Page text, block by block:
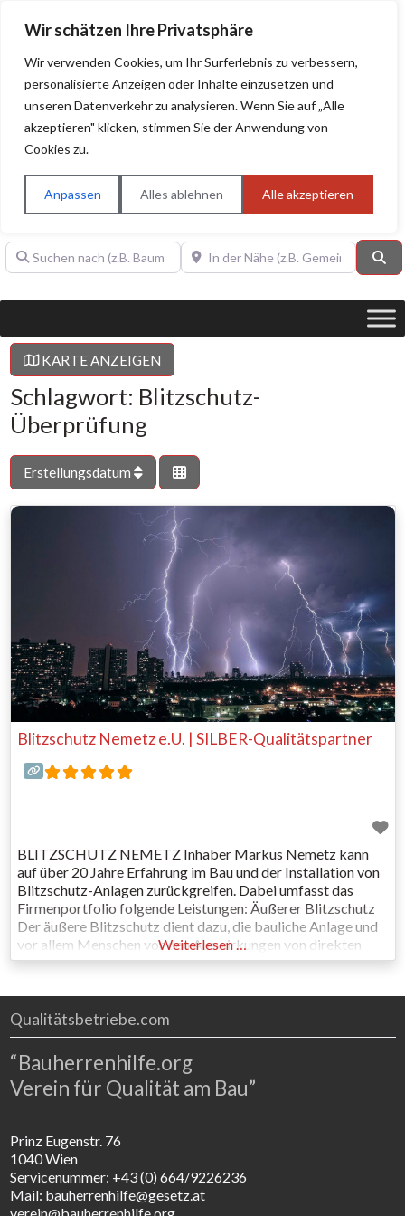
Wir schätzen Ihre Privatsphäre
Wir verwenden Cookies, um Ihr Surferlebnis zu verbessern,
personalisierte Anzeigen oder Inhalte einzusetzen und
unseren Datenverkehr zu analysieren. Wenn Sie auf „Alle
akzeptieren" klicken, stimmen Sie der Anwendung von
Cookies zu.
Anpassen Alles ablehnen Alle akzeptieren
BAUHERRENHILFE.orgQualitätssiegel!
Sie finden hier nur Qualitätsbetriebe, die mit dem DIAMANT,
PLATIN, GOLD, SILBER, ANWÄRTER "Bauherrenhilfe.org-
Qualitätssiegel" ausgezeichnet sind.
Suchen nach (z.B. Baumeister oder Dachdecker)In der Nähe (z.B. Gemeinde Baden)
KARTE ANZEIGEN
Schlagwort: Blitzschutz-
Überprüfung
Erstellungsdatum
Blitzschutz Nemetz e.U. | SILBER-Qualitätspartner
BLITZSCHUTZ NEMETZ Inhaber Markus Nemetz kann
auf über 20 Jahre Erfahrung im Bau und der Installation von
Blitzschutz-Anlagen zurückgreifen. Dabei umfasst das
Firmenportfolio folgende Leistungen: Äußerer Blitzschutz
Der äußere Blitzschutz dient dazu, die bauliche Anlage und
vor allem Menschen vor den Auswirkungen von direkten
Blitzeinschlägen zu schützen. Die äußere Blitzschutzanlage
Erdungsanlage. Innerer Blitzschutz Durch Blitzentladungen
Weiterlesen …
Qualitätsbetriebe.com
“Bauherrenhilfe.org
Verein für Qualität am Bau”
Prinz Eugenstr. 76
1040 Wien
Servicenummer: +43 (0) 664/9226236
Mail: bauherrenhilfe@gesetz.at